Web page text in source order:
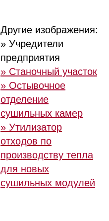
Другие изображения:
» Учредители
предприятия
» Станочный участок
» Остывочное
отделение
сушильных камер
» Утилизатор
отходов по
производству тепла
для новых
сушильных модулей